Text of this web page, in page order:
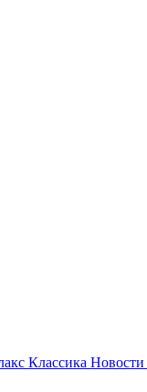
Классика Новости